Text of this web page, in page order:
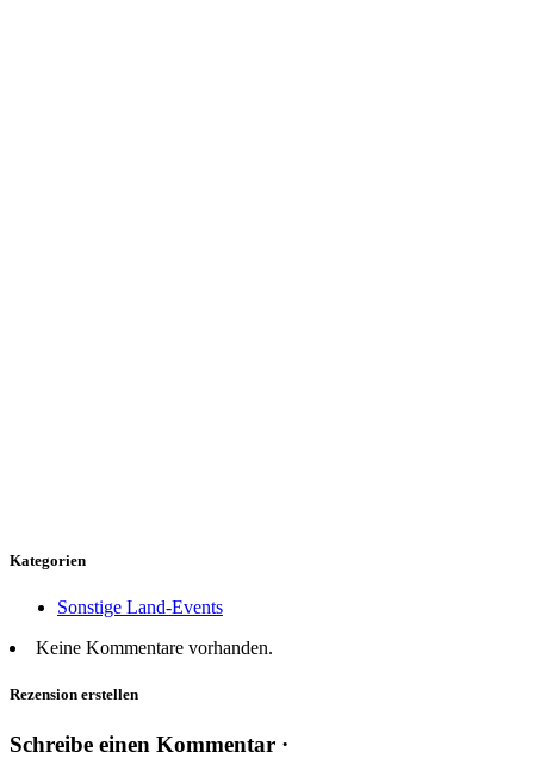
Kategorien
Sonstige Land-Events
Keine Kommentare vorhanden.
Rezension erstellen
Schreibe einen Kommentar ·